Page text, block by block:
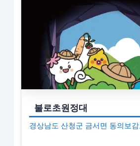
불로초원정대
경상남도 산청군 금서면 동의보